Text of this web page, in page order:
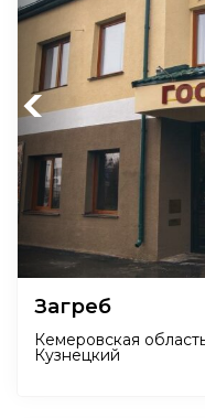
Previous
Загреб
Кемеровская
Кузнецкий